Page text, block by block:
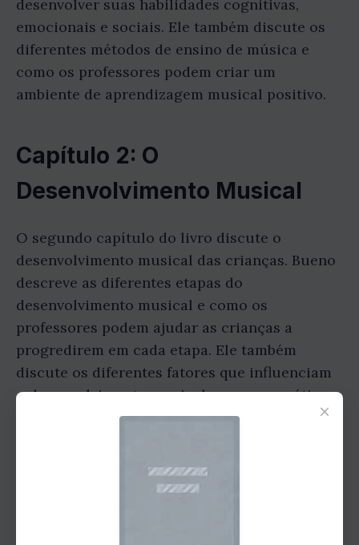
desenvolver suas habilidades cognitivas,
emocionais e sociais. Ele também discute os
diferentes métodos de ensino de música e
como os professores podem criar um
ambiente de aprendizagem musical positivo.
Capítulo 2: O
Desenvolvimento Musical
O segundo capítulo do livro discute o
desenvolvimento musical das crianças. Bueno
descreve as diferentes etapas do
desenvolvimento musical e como os
professores podem ajudar as crianças a
progredirem em cada etapa. Ele também
discute os diferentes fatores que influenciam
o desenvolvimento musical, como a genética,
o ambiente e a educação.
Capítulo 3: A Prática Musical
×